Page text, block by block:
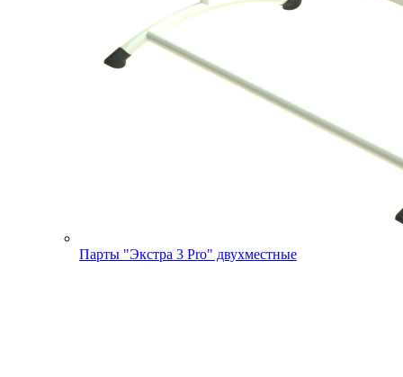
Парты "Экстра 3 Pro" двухместные